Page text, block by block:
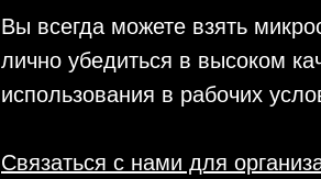
Вы всегда можете взять
лично убедиться в высоком
использования в рабочих
Связаться с нами для